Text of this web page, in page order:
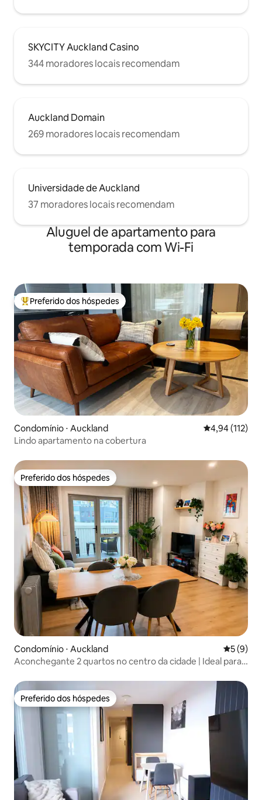
SKYCITY Auckland Casino
344 moradores locais recomendam
Auckland Domain
269 moradores locais recomendam
Universidade de Auckland
37 moradores locais recomendam
Aluguel de apartamento para
temporada com Wi-Fi
Entre os melhores preferidos dos hóspedes
Preferido dos hóspedes
Condomínio ⋅ Auckland 4,94 de uma
4,94 (112)
Lindo apartamento na cobertura
Preferido dos hóspedes
Preferido dos hóspedes
Condomínio ⋅ Auckland 5 de
5 (9)
Aconchegante 2 quartos no centro da cidade | Ideal para
Preferido dos hóspedes
Preferido dos hóspedes